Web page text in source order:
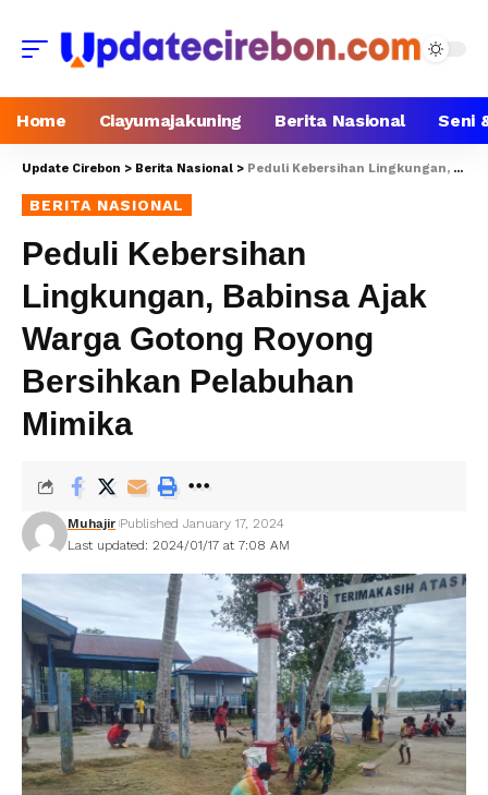
Home Ciayumajakuning Berita Nasional Seni
Update Cirebon > Berita Nasional > Peduli Kebersihan Lingkungan, Babinsa Ajak Warga Gotong Royong Bersihkan Pelabuhan Mimika
BERITA NASIONAL
Peduli Kebersihan
Lingkungan, Babinsa Ajak
Warga Gotong Royong
Bersihkan Pelabuhan
Mimika
Last updated: 2024/01/17 at 7:08 AM
Muhajir Published January 17, 2024